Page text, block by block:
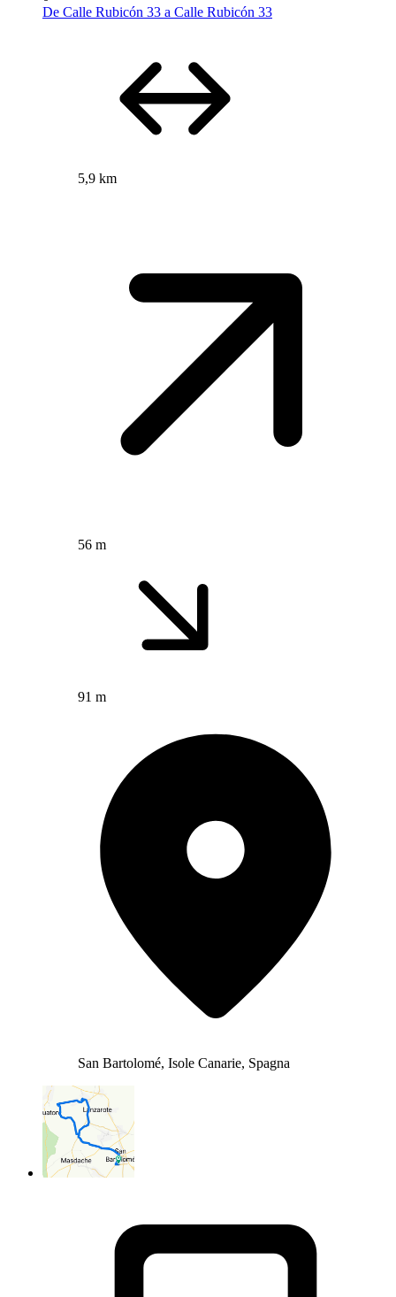
De Calle Rubicón 33 a Calle Rubicón 33
5,9 km
56 m
91 m
San Bartolomé, Isole Canarie, Spagna